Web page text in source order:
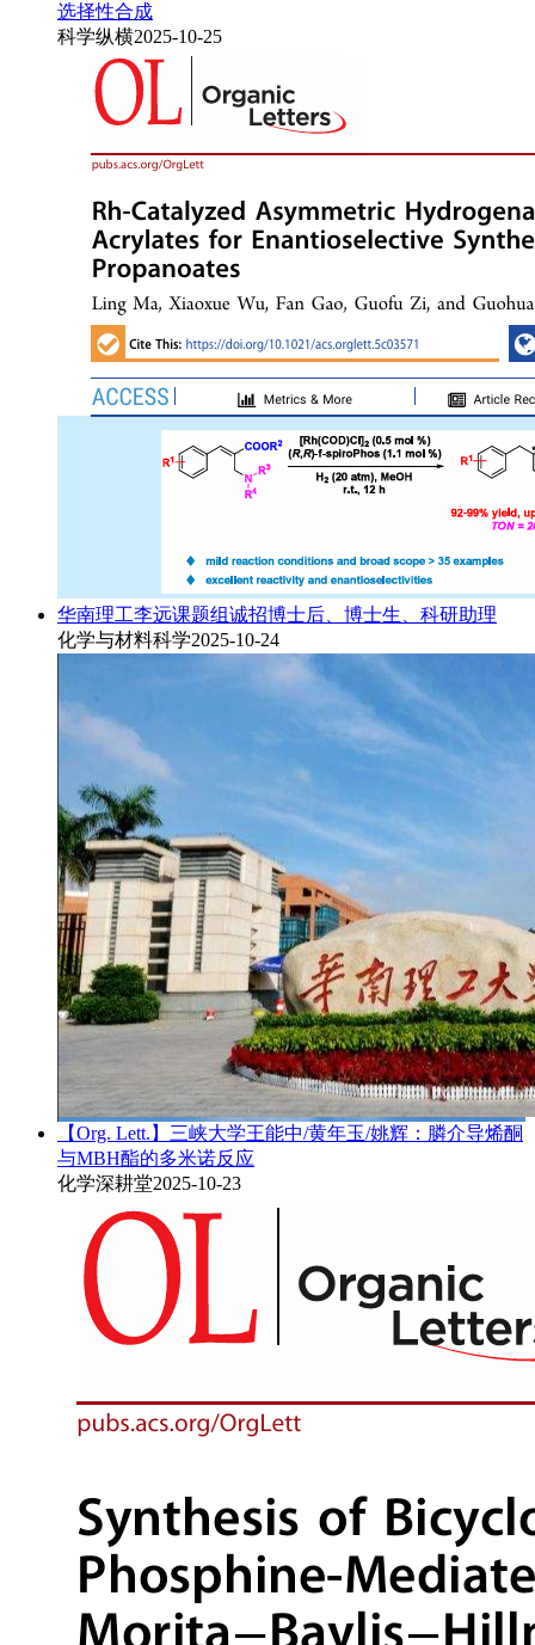
选择性合成
科学纵横2025-10-25
华南理工李远课题组诚招博士后、博士生、科研助理
化学与材料科学2025-10-24
【Org. Lett.】三峡大学王能中/黄年玉/姚辉：膦介导烯酮
与MBH酯的多米诺反应
化学深耕堂2025-10-23